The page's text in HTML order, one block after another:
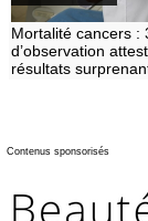
Mortalité cancers :
d’observation
résultats
Contenus sponsorisés